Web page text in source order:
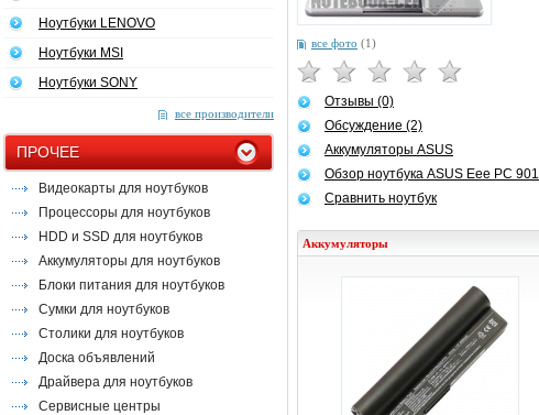
Ноутбуки LENOVO
Ноутбуки MSI
Ноутбуки SONY
все производители
ПРОЧЕЕ
Видеокарты для ноутбуков
Процессоры для ноутбуков
HDD и SSD для ноутбуков
Аккумуляторы для ноутбуков
Блоки питания для ноутбуков
Сумки для ноутбуков
Столики для ноутбуков
Доска объявлений
Драйвера для ноутбуков
Сервисные центры
все фото (1)
Отзывы (0)
Обсуждение (2)
Аккумуляторы ASUS
Обзор ноутбука ASUS Eee PC 901
Сравнить ноутбук
Аккумуляторы